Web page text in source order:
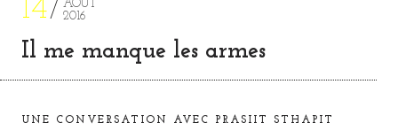
14
AOÛT
2016
Il me manque les armes
UNE CONVERSATION AVEC PRASIIT STHAPIT